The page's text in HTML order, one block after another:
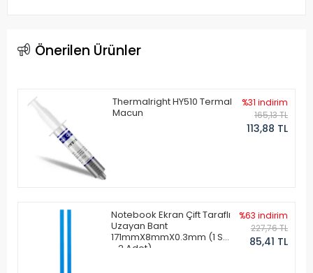
Önerilen Ürünler
Thermalright HY510 Termal
Macun
%31 indirim
165,13 TL
113,88 TL
Notebook Ekran Çift Taraflı
Uzayan Bant
171mmX8mmX0.3mm (1 Set
- 2 Adet)
%63 indirim
227,76 TL
85,41 TL